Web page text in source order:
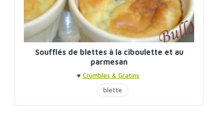
Soufflés de blettes à la ciboulette et au
parmesan
♥ Crumbles & Gratins
blette